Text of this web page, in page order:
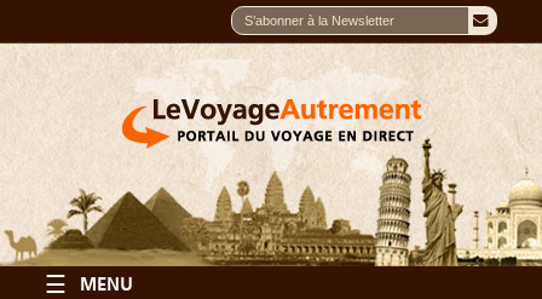
☰ MENU